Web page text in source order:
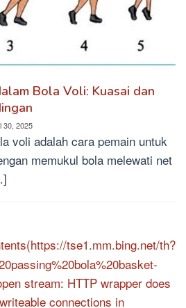
Bola Voli: Kuasai dan
30, 2025
voli adalah cara pemain untuk
memukul bola melewati net
tse1.mm.bing.net/th?
stream: HTTP wrapper does
connections in